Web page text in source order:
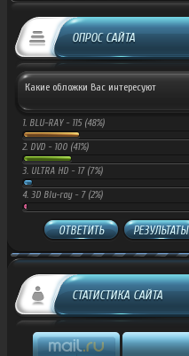
ОПРОС САЙТА
Какие обложки Вас интересуют
1. BLU-RAY - 115 (48%)
2. DVD - 100 (41%)
3. ULTRA HD - 17 (7%)
4. 3D Blu-ray - 7 (2%)
ОТВЕТИТЬ РЕЗУЛЬТАТЫ
СТАТИСТИКА САЙТА